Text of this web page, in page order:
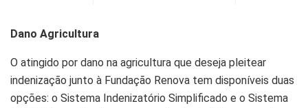
Dano Agricultura
O atingido por dano na agricultura que deseja pleitear
indenização junto à Fundação Renova tem disponíveis duas
opções: o Sistema Indenizatório Simplificado e o Sistema